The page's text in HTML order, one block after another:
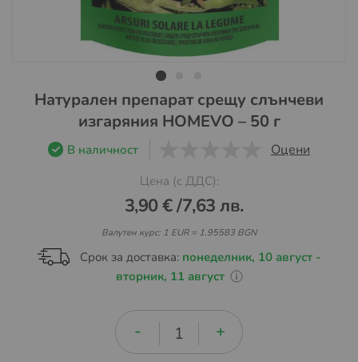
Преминете
Натурален препарат срещу слънчеви
изгаряния HOMEVO – 50 г
В наличност Оцени
Цена (с ДДС):
3,90 €/7,63 лв.
Валутен курс: 1 EUR = 1.95583 BGN
Срок за доставка: понеделник, 10 август -
вторник, 11 август